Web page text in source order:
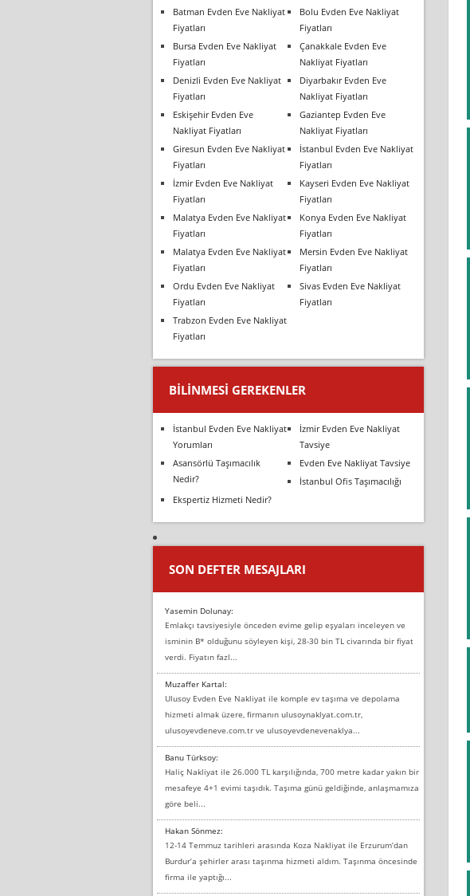
Batman Evden Eve Nakliyat
Fiyatları
Bolu Evden Eve Nakliyat
Fiyatları
Bursa Evden Eve Nakliyat
Fiyatları
Çanakkale Evden Eve
Nakliyat Fiyatları
Denizli Evden Eve Nakliyat
Fiyatları
Diyarbakır Evden Eve
Nakliyat Fiyatları
Eskişehir Evden Eve
Nakliyat Fiyatları
Gaziantep Evden Eve
Nakliyat Fiyatları
Giresun Evden Eve Nakliyat
Fiyatları
İstanbul Evden Eve Nakliyat
Fiyatları
İzmir Evden Eve Nakliyat
Fiyatları
Kayseri Evden Eve Nakliyat
Fiyatları
Malatya Evden Eve Nakliyat
Fiyatları
Konya Evden Eve Nakliyat
Fiyatları
Malatya Evden Eve Nakliyat
Fiyatları
Mersin Evden Eve Nakliyat
Fiyatları
Ordu Evden Eve Nakliyat
Fiyatları
Sivas Evden Eve Nakliyat
Fiyatları
Trabzon Evden Eve Nakliyat
Fiyatları
BILINMESI GEREKENLER
İstanbul Evden Eve Nakliyat
Yorumları
İzmir Evden Eve Nakliyat
Tavsiye
Asansörlü Taşımacılık
Nedir?
Evden Eve Nakliyat Tavsiye
İstanbul Ofis Taşımacılığı
Ekspertiz Hizmeti Nedir?
SON DEFTER MESAJLARI
Yasemin Dolunay:
Emlakçı tavsiyesiyle önceden evime gelip eşyaları inceleyen ve
isminin B* olduğunu söyleyen kişi, 28-30 bin TL civarında bir fiyat
verdi. Fiyatın fazl...
Muzaffer Kartal:
Ulusoy Evden Eve Nakliyat ile komple ev taşıma ve depolama
hizmeti almak üzere, firmanın ulusoynaklyat.com.tr,
ulusoyevdeneve.com.tr ve ulusoyevdenevenaklya...
Banu Türksoy:
Haliç Nakliyat ile 26.000 TL karşılığında, 700 metre kadar yakın bir
mesafeye 4+1 evimi taşıdık. Taşıma günü geldiğinde, anlaşmamıza
göre beli...
Hakan Sönmez:
12-14 Temmuz tarihleri arasında Koza Nakliyat ile Erzurum’dan
Burdur’a şehirler arası taşınma hizmeti aldım. Taşınma öncesinde
firma ile yaptığı...